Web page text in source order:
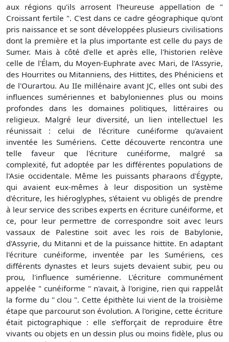
aux régions qu'ils arrosent l'heureuse appellation de "
Croissant fertile ". C'est dans ce cadre géographique qu'ont
pris naissance et se sont développées plusieurs civilisations
dont la première et la plus importante est celle du pays de
Sumer. Mais à côté d'elle et après elle, l'historien relève
celle de l'Élam, du Moyen-Euphrate avec Mari, de l'Assyrie,
des Hourrites ou Mitanniens, des Hittites, des Phéniciens et
de l'Ourartou. Au IIe millénaire avant JC, elles ont subi des
influences sumériennes et babyloniennes plus ou moins
profondes dans les domaines politiques, littéraires ou
religieux. Malgré leur diversité, un lien intellectuel les
réunissait : celui de l'écriture cunéiforme qu'avaient
inventée les Sumériens. Cette découverte rencontra une
telle faveur que l'écriture cunéiforme, malgré sa
complexité, fut adoptée par les différentes populations de
l'Asie occidentale. Même les puissants pharaons d'Égypte,
qui avaient eux-mêmes à leur disposition un système
d'écriture, les hiéroglyphes, s'étaient vu obligés de prendre
à leur service des scribes experts en écriture cunéiforme, et
ce, pour leur permettre de correspondre soit avec leurs
vassaux de Palestine soit avec les rois de Babylonie,
d'Assyrie, du Mitanni et de la puissance hittite. En adaptant
l'écriture cunéiforme, inventée par les Sumériens, ces
différents dynastes et leurs sujets devaient subir, peu ou
prou, l'influence sumérienne. L'écriture communément
appelée " cunéiforme " n'avait, à l'origine, rien qui rappelât
la forme du " clou ". Cette épithète lui vient de la troisième
étape que parcourut son évolution. A l'origine, cette écriture
était pictographique : elle s'efforçait de reproduire être
vivants ou objets en un dessin plus ou moins fidèle, plus ou